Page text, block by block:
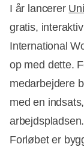
I år lancerer
gratis,
International
op med dette.
medarbejdere
med en
arbejdspladsen.
Forløbet er